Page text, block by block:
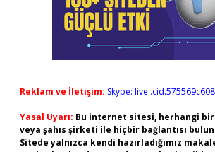
Reklam ve İletişim: Skype:
Yasal Uyarı: Bu internet sitesi, herhangi
veya şahıs şirketi ile hiçbir bağlantısı
Sitede yalnızca kendi hazırladığımız